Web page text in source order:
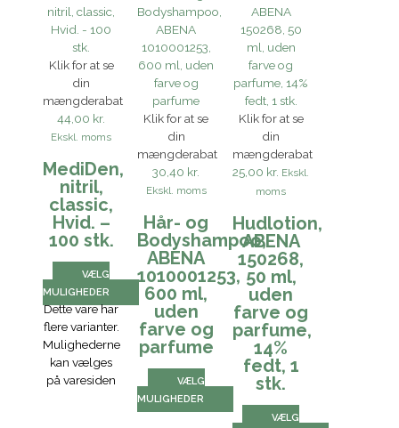
Klik for at se
din
mængderabat
44,00 kr.
Ekskl. moms
MediDen,
nitril,
classic,
Hvid. –
100 stk.
VÆLG
MULIGHEDER
Dette vare har
flere varianter.
Mulighederne
kan vælges
på varesiden
Klik for at se
din
mængderabat
30,40 kr.
Ekskl. moms
Hår- og
Bodyshampoo,
ABENA
1010001253,
600 ml,
uden
farve og
parfume
VÆLG
MULIGHEDER
Klik for at se
din
mængderabat
25,00 kr. Ekskl.
moms
Hudlotion,
ABENA
150268,
50 ml,
uden
farve og
parfume,
14%
fedt, 1
stk.
VÆLG